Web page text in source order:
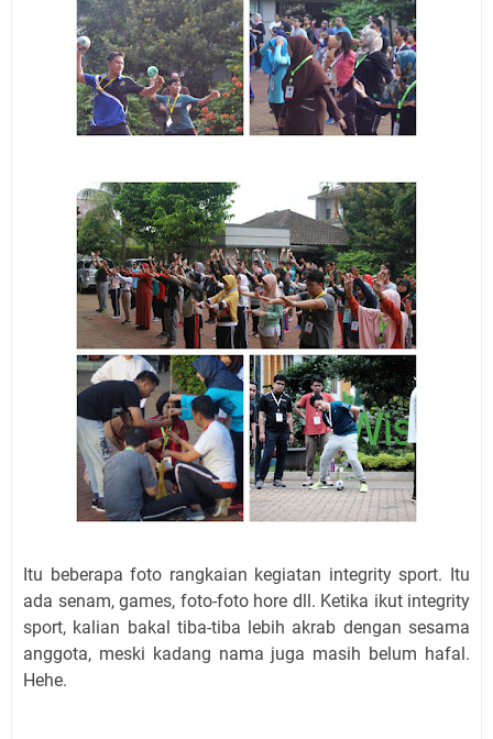
Itu beberapa foto rangkaian kegiatan integrity sport. Itu
ada senam, games, foto-foto hore dll. Ketika ikut integrity
sport, kalian bakal tiba-tiba lebih akrab dengan sesama
anggota, meski kadang nama juga masih belum hafal.
Hehe.